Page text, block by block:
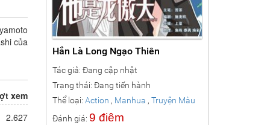
của
xem
2.627
Romance
Hắn Là Long Ngạo Thiên
Tác giả: Đang cập nhật
Trạng thái: Đang tiến hành
Thể loại: Action , Manhua , Truyện Màu
Đánh giá: 9 điêm